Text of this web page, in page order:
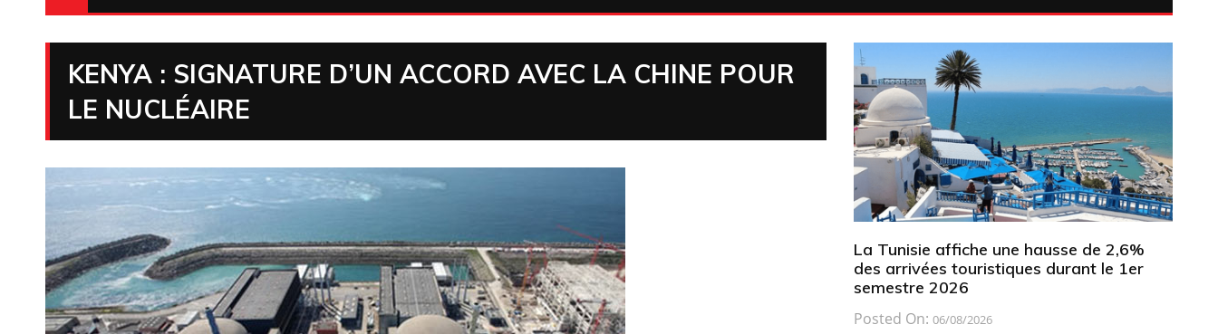
KENYA : SIGNATURE D’UN ACCORD AVEC LA CHINE POUR
LE NUCLÉAIRE
La Tunisie affiche une hausse de 2,6%
des arrivées touristiques durant le 1er
semestre 2026
Posted On: 06/08/2026